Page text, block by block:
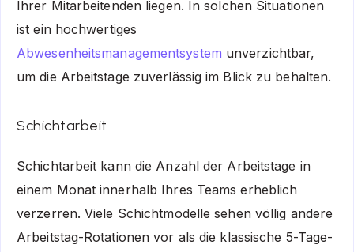
Ihrer Mitarbeitenden liegen. In solchen Situationen
ist ein hochwertiges
Abwesenheitsmanagementsystem unverzichtbar,
um die Arbeitstage zuverlässig im Blick zu behalten.
Schichtarbeit
Schichtarbeit kann die Anzahl der Arbeitstage in
einem Monat innerhalb Ihres Teams erheblich
verzerren. Viele Schichtmodelle sehen völlig andere
Arbeitstag-Rotationen vor als die klassische 5-Tage-